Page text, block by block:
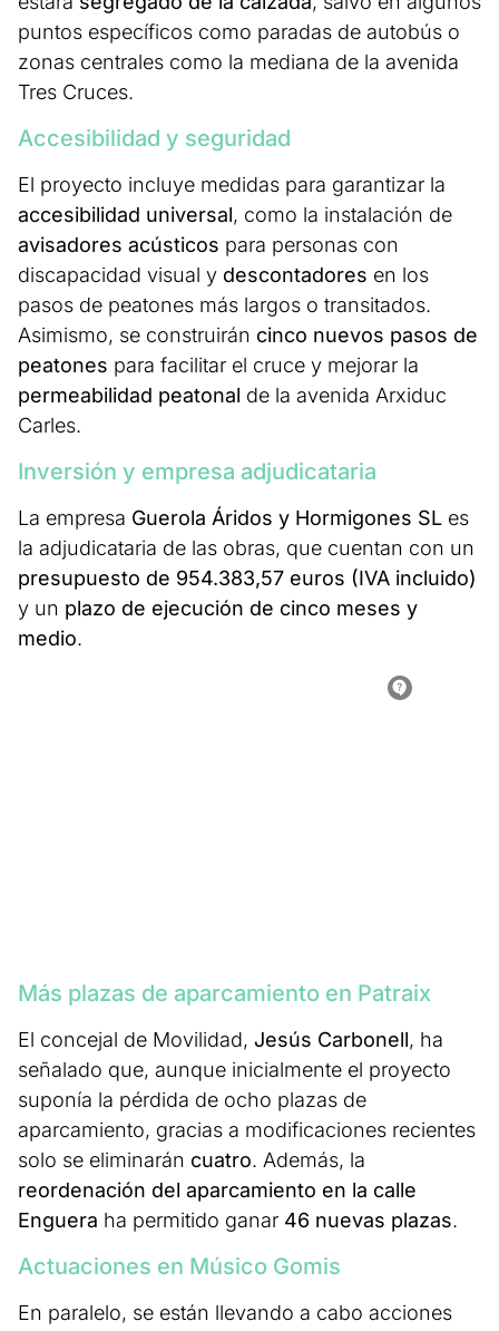
puntos específicos como paradas de autobús o
zonas centrales como la mediana de la avenida
Tres Cruces.
Accesibilidad y seguridad
El proyecto incluye medidas para garantizar la
accesibilidad universal, como la instalación de
avisadores acústicos para personas con
discapacidad visual y descontadores en los
pasos de peatones más largos o transitados.
Asimismo, se construirán cinco nuevos pasos de
peatones para facilitar el cruce y mejorar la
permeabilidad peatonal de la avenida Arxiduc
Carles.
Inversión y empresa adjudicataria
La empresa Guerola Áridos y Hormigones SL es
la adjudicataria de las obras, que cuentan con un
presupuesto de 954.383,57 euros (IVA incluido)
y un plazo de ejecución de cinco meses y
medio.
Más plazas de aparcamiento en Patraix
El concejal de Movilidad, Jesús Carbonell, ha
señalado que, aunque inicialmente el proyecto
suponía la pérdida de ocho plazas de
aparcamiento, gracias a modificaciones recientes
solo se eliminarán cuatro. Además, la
reordenación del aparcamiento en la calle
Enguera ha permitido ganar 46 nuevas plazas.
Actuaciones en Músico Gomis
En paralelo, se están llevando a cabo acciones